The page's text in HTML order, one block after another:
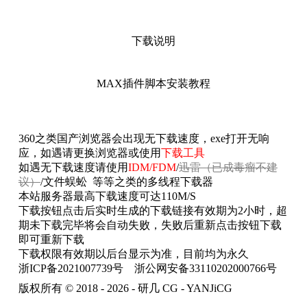
下载说明
MAX插件脚本安装教程
360之类国产浏览器会出现无下载速度，exe打开无响
应，如遇请更换浏览器或使用下载工具
如遇无下载速度请使用IDM/FDM/迅雷（已成毒瘤不建
议）/文件蜈蚣 等等之类的多线程下载器
本站服务器最高下载速度可达110M/S
下载按钮点击后实时生成的下载链接有效期为2小时，超
期未下载完毕将会自动失败，失败后重新点击按钮下载
即可重新下载
下载权限有效期以后台显示为准，目前均为永久
浙ICP备2021007739号
浙公网安备33110202000766号
版权所有 © 2018 - 2026 - 研几 CG - YANJiCG